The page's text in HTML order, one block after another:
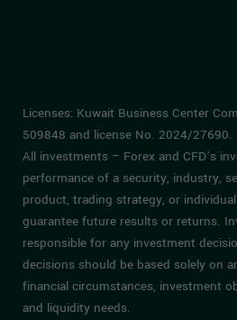
Licenses: Kuwait Business Center
509848 and license No. 2024/27690.
All investments – Forex and CFD’s
performance of a security, industry,
product, trading strategy, or
guarantee future results or returns.
responsible for any investment
decisions should be based solely on
financial circumstances, investment
and liquidity needs.